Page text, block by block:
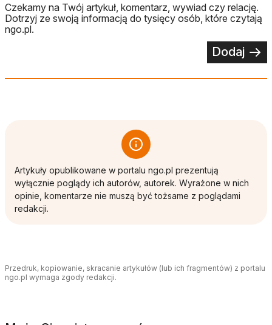
Czekamy na Twój artykuł, komentarz, wywiad czy relację.
Dotrzyj ze swoją informacją do tysięcy osób, które czytają
ngo.pl.
Dodaj
Artykuły opublikowane w portalu ngo.pl prezentują
wyłącznie poglądy ich autorów, autorek. Wyrażone w nich
opinie, komentarze nie muszą być tożsame z poglądami
redakcji.
Przedruk, kopiowanie, skracanie artykułów (lub ich fragmentów) z portalu
ngo.pl wymaga zgody redakcji.